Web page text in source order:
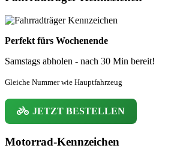
Perfekt fürs Wochenende
Samstags abholen - nach 30 Min bereit!
Gleiche Nummer wie Hauptfahrzeug
JETZT BESTELLEN
Motorrad-Kennzeichen